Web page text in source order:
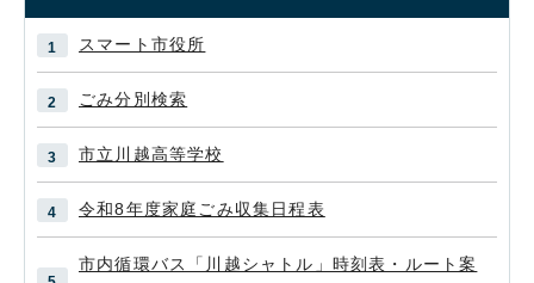
スマート市役所
ごみ分別検索
市立川越高等学校
令和8年度家庭ごみ収集日程表
市内循環バス「川越シャトル」時刻表・ルート案